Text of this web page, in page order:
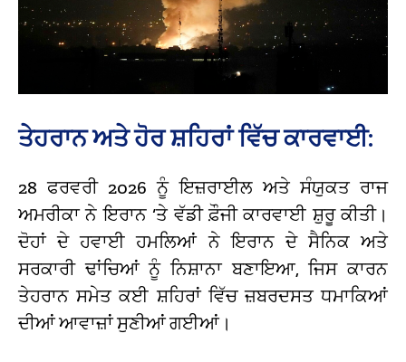
ਤੇਹਰਾਨ ਅਤੇ ਹੋਰ ਸ਼ਹਿਰਾਂ ਵਿੱਚ ਕਾਰਵਾਈ:
28 ਫਰਵਰੀ 2026 ਨੂੰ ਇਜ਼ਰਾਈਲ ਅਤੇ ਸੰਯੁਕਤ ਰਾਜ
ਅਮਰੀਕਾ ਨੇ ਇਰਾਨ ‘ਤੇ ਵੱਡੀ ਫ਼ੌਜੀ ਕਾਰਵਾਈ ਸ਼ੁਰੂ ਕੀਤੀ।
ਦੋਹਾਂ ਦੇ ਹਵਾਈ ਹਮਲਿਆਂ ਨੇ ਇਰਾਨ ਦੇ ਸੈਨਿਕ ਅਤੇ
ਸਰਕਾਰੀ ਢਾਂਚਿਆਂ ਨੂੰ ਨਿਸ਼ਾਨਾ ਬਣਾਇਆ, ਜਿਸ ਕਾਰਨ
ਤੇਹਰਾਨ ਸਮੇਤ ਕਈ ਸ਼ਹਿਰਾਂ ਵਿੱਚ ਜ਼ਬਰਦਸਤ ਧਮਾਕਿਆਂ
ਦੀਆਂ ਆਵਾਜ਼ਾਂ ਸੁਣੀਆਂ ਗਈਆਂ।